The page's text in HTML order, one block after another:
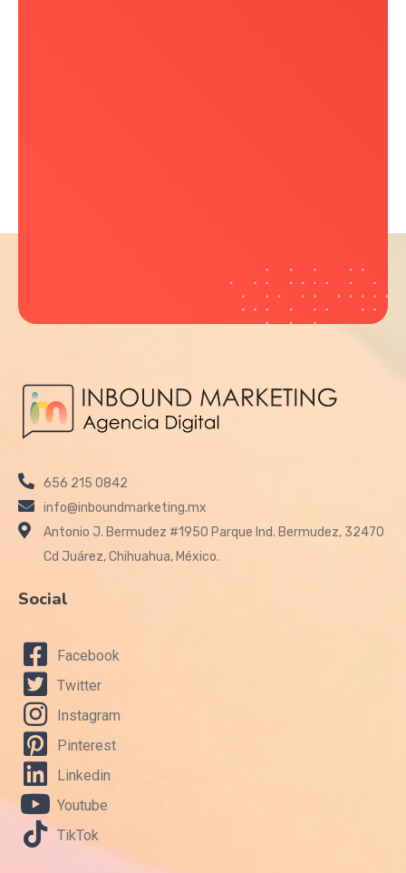
656 215 0842
info@inboundmarketing.mx
Antonio J. Bermudez #1950 Parque Ind. Bermudez, 32470
Cd Juárez, Chihuahua, México.
Social
Facebook
Twitter
Instagram
Pinterest
Linkedin
Youtube
TikTok